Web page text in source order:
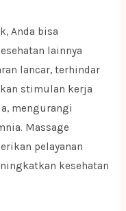
Anda bisa
lainnya
lancar, terhindar
stimulan kerja
mengurangi
Massage
pelayanan
kesehatan